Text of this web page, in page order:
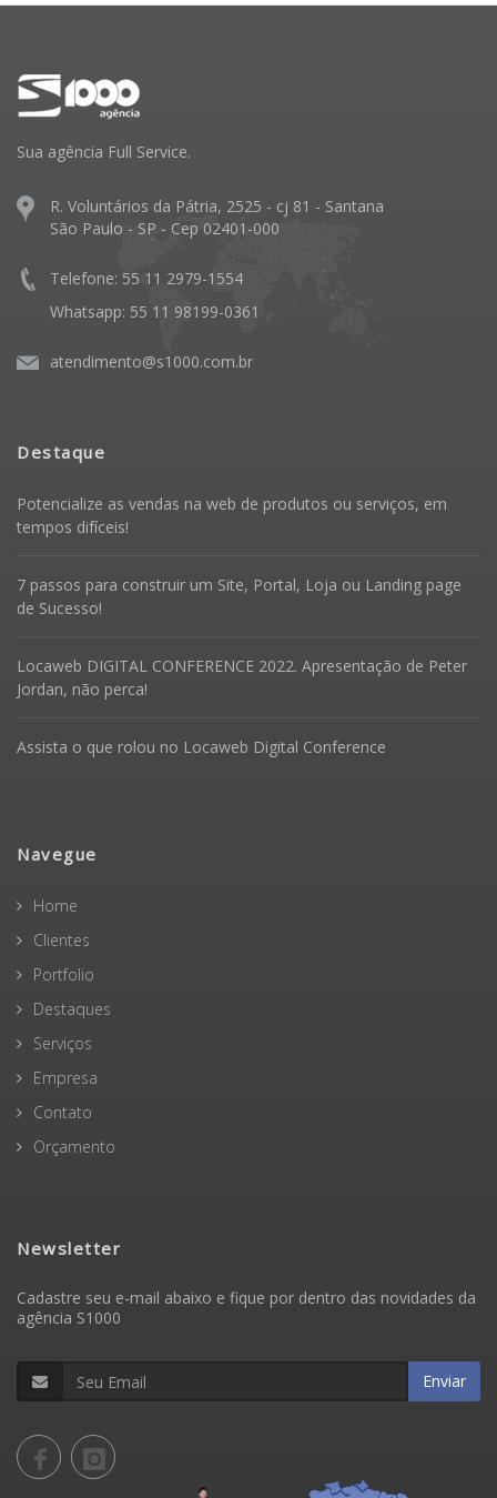
Sua agência Full Service.
R. Voluntários da Pátria, 2525 - cj 81 - Santana
São Paulo - SP - Cep 02401-000
Telefone: 55 11 2979-1554
Whatsapp: 55 11 98199-0361
atendimento@s1000.com.br
Destaque
Potencialize as vendas na web de produtos ou serviços, em
tempos difíceis!
7 passos para construir um Site, Portal, Loja ou Landing page
de Sucesso!
Locaweb DIGITAL CONFERENCE 2022. Apresentação de Peter
Jordan, não perca!
Assista o que rolou no Locaweb Digital Conference
Navegue
Home
Clientes
Portfolio
Destaques
Serviços
Empresa
Contato
Orçamento
Newsletter
Cadastre seu e-mail abaixo e fique por dentro das novidades da
agência S1000
Enviar